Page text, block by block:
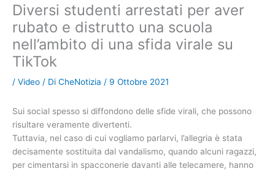
Diversi studenti arrestati per aver
rubato e distrutto una scuola
nell’ambito di una sfida virale su
TikTok
/ Video / Di CheNotizia / 9 Ottobre 2021
Sui social spesso si diffondono delle sfide virali, che possono
risultare veramente divertenti.
Tuttavia, nel caso di cui vogliamo parlarvi, l’allegria è stata
decisamente sostituita dal vandalismo, quando alcuni ragazzi,
per cimentarsi in spacconerie davanti alle telecamere, hanno